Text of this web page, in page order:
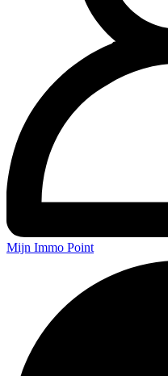
Mijn Immo Point